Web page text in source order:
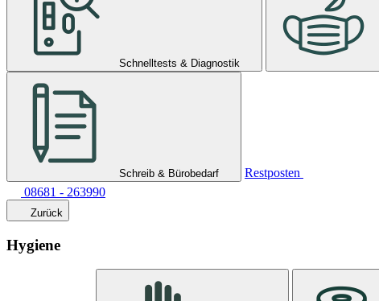
Schnelltests & Diagnostik
Schreib & Bürobedarf
Restposten
08681 - 263990
Zurück
Hygiene